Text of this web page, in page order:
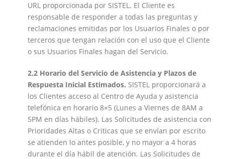
URL proporcionada por SISTEL. El Cliente es
responsable de responder a todas las preguntas y
reclamaciones emitidas por los Usuarios Finales o por
terceros que tengan relación con el uso que el Cliente
o sus Usuarios Finales hagan del Servicio.
2.2 Horario del Servicio de Asistencia y Plazos de
Respuesta Inicial Estimados. SISTEL proporcionará a
los Clientes acceso al Centro de Ayuda y asistencia
telefónica en horario 8×5 (Lunes a Viernes de 8AM a
5PM en días hábiles). Las Solicitudes de asistencia con
Prioridades Altas o Criticas que se envían por escrito
se atienden lo antes posible, y no mayor a 4 horas
durante el día hábil de atención. Las Solicitudes de